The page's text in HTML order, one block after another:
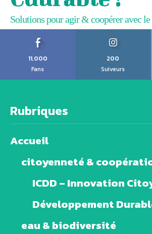
Solutions pour agir & coopérer avec
11,000
Fans
200
Suiveurs
Rubriques
Accueil
citoyenneté &
ICDD – Innovation
Développement
eau & biodiversité